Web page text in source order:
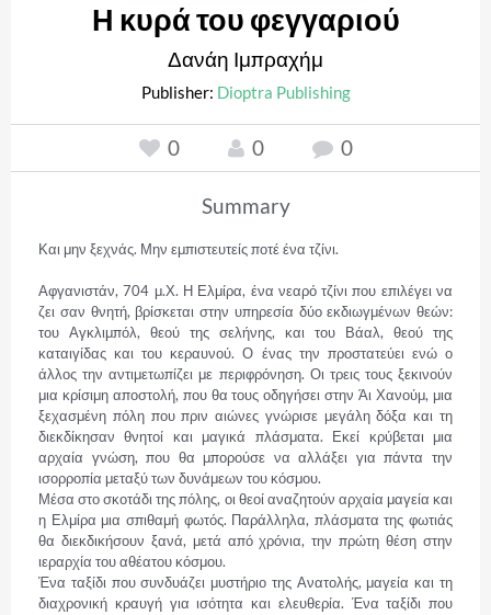
Η κυρά του φεγγαριού
Δανάη Ιμπραχήμ
Publisher: Dioptra Publishing
0 0 0
Summary
Και μην ξεχνάς. Μην εμπιστευτείς ποτέ ένα τζίνι.
Αφγανιστάν, 704 μ.Χ. Η Ελμίρα, ένα νεαρό τζίνι που επιλέγει να
ζει σαν θνητή, βρίσκεται στην υπηρεσία δύο εκδιωγμένων θεών:
του Αγκλιμπόλ, θεού της σελήνης, και του Βάαλ, θεού της
καταιγίδας και του κεραυνού. Ο ένας την προστατεύει ενώ ο
άλλος την αντιμετωπίζει με περιφρόνηση. Οι τρεις τους ξεκινούν
μια κρίσιμη αποστολή, που θα τους οδηγήσει στην Άι Χανούμ, μια
ξεχασμένη πόλη που πριν αιώνες γνώρισε μεγάλη δόξα και τη
διεκδίκησαν θνητοί και μαγικά πλάσματα. Εκεί κρύβεται μια
αρχαία γνώση, που θα μπορούσε να αλλάξει για πάντα την
ισορροπία μεταξύ των δυνάμεων του κόσμου.
Μέσα στο σκοτάδι της πόλης, οι θεοί αναζητούν αρχαία μαγεία και
η Ελμίρα μια σπιθαμή φωτός. Παράλληλα, πλάσματα της φωτιάς
θα διεκδικήσουν ξανά, μετά από χρόνια, την πρώτη θέση στην
ιεραρχία του αθέατου κόσμου.
Ένα ταξίδι που συνδυάζει μυστήριο της Ανατολής, μαγεία και τη
διαχρονική κραυγή για ισότητα και ελευθερία. Ένα ταξίδι που